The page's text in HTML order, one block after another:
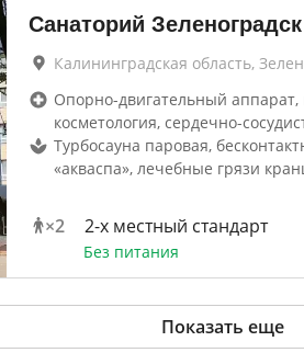
Санаторий Зеленоградск
Калининградская область,
Опорно-двигательный аппарат,
косметология, сердечно-
Турбосауна паровая,
«акваспа», лечебные грязи
×2 2-x местный стандарт
Без питания
Показать еще